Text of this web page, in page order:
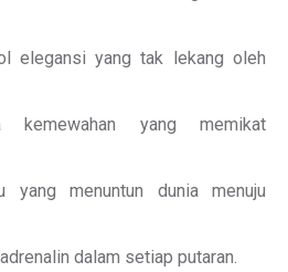
elegansi yang tak lekang oleh
kemewahan yang memikat
yang menuntun dunia menuju
dalam setiap putaran.